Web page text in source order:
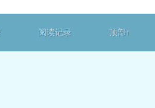
阅读记录 顶部↑